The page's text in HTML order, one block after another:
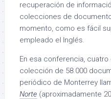
recuperación de
colecciones de
momento, como es fácil
empleado el Inglés.
En esa conferencia,
colección de 58.000
periódico de Monterrey
Norte (aproximadamente